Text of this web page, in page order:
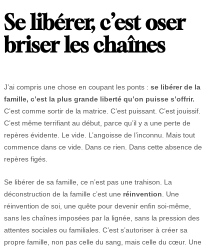
Se libérer, c’est oser
briser les chaînes
J’ai compris une chose en coupant les ponts : se libérer de la
famille, c’est la plus grande liberté qu’on puisse s’offrir.
C’est comme sortir de la matrice. C’est puissant. C’est jouissif.
C’est même terrifiant au début, parce qu’il y a une perte de
repères évidente. Le vide. L’angoisse de l’inconnu. Mais tout
commence dans ce vide. Dans ce rien. Dans cette absence de
repères figés.
Se libérer de sa famille, ce n’est pas une trahison. La
déconstruction de la famille c’est une réinvention. Une
réinvention de soi, une quête pour devenir enfin soi-même,
sans les chaînes imposées par la lignée, sans la pression des
attentes sociales ou familiales. C’est s’autoriser à créer sa
propre famille, non pas celle du sang, mais celle du cœur. Une